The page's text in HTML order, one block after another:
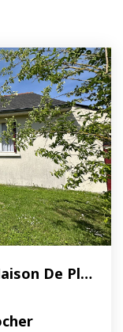
Beau Potentiel Pour Cette Maison De Plain-Pied Au Calme